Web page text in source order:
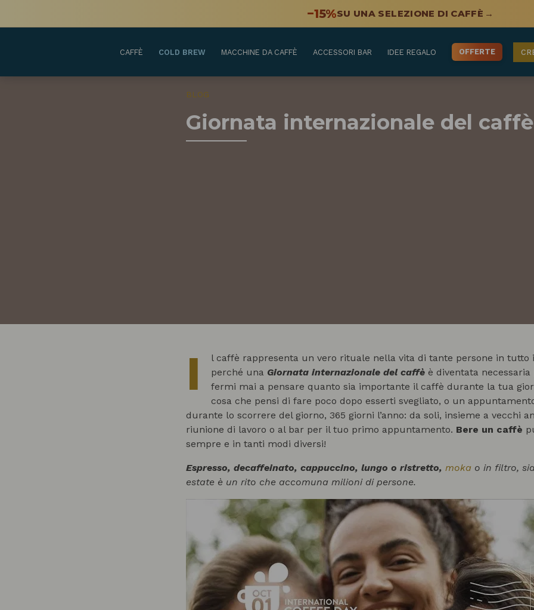
−15%SU UNA SELEZIONE DI CAFFÈ →
CAFFÈ COLD BREW MACCHINE DA CAFFÈ ACCESSORI BAR IDEE REGALO OFFERTE
BLOG
Giornata internazionale del caffè
I
l caffè rappresenta un vero rituale nella vita di tante persone in tutto
perché una Giornata internazionale del caffè è diventata
fermi mai a pensare quanto sia importante il caffè durante la tua
cosa che pensi di fare poco dopo esserti svegliato, o un
durante lo scorrere del giorno, 365 giorni l’anno: da soli, insieme a vecchi
riunione di lavoro o al bar per il tuo primo appuntamento. Bere un caffè
sempre e in tanti modi diversi!
Espresso, decaffeinato, cappuccino, lungo o ristretto, moka o in filtro,
estate è un rito che accomuna milioni di persone.